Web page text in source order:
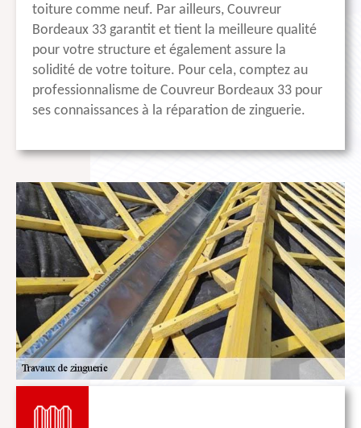
toiture comme neuf. Par ailleurs, Couvreur
Bordeaux 33 garantit et tient la meilleure qualité
pour votre structure et également assure la
solidité de votre toiture. Pour cela, comptez au
professionnalisme de Couvreur Bordeaux 33 pour
ses connaissances à la réparation de zinguerie.